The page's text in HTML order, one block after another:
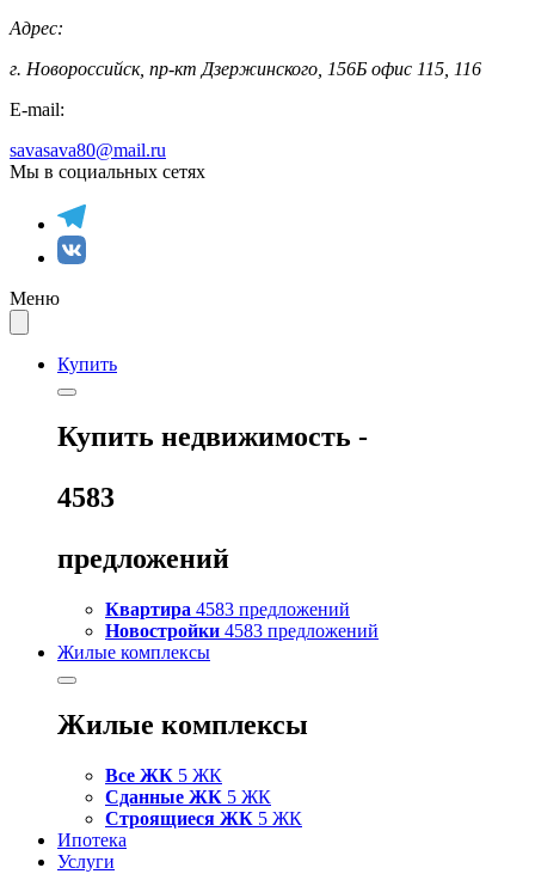
Адрес:
г. Новороссийск, пр-кт Дзержинского, 156Б офис 115, 116
E-mail:
savasava80@mail.ru
Мы в социальных сетях
Меню
Купить
Купить недвижимость -
4583
предложений
Квартира 4583 предложений
Новостройки 4583 предложений
Жилые комплексы
Жилые комплексы
Все ЖК 5 ЖК
Сданные ЖК 5 ЖК
Строящиеся ЖК 5 ЖК
Ипотека
Услуги